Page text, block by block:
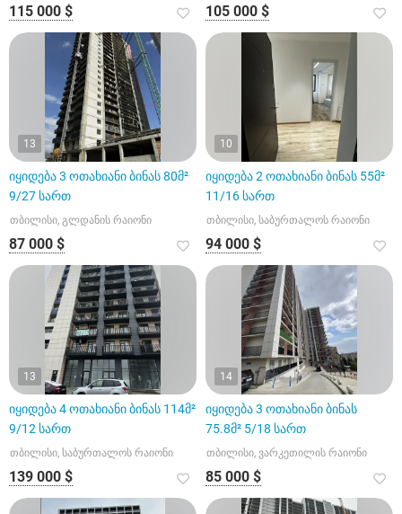
115 000 $ 105 000 $
13
იყიდება 3 ოთახიანი ბინას 80მ²
9/27 სართ
თბილისი, გლდანის რაიონი
87 000 $
10
იყიდება 2 ოთახიანი ბინას 55მ²
11/16 სართ
თბილისი, საბურთალოს რაიონი
94 000 $
13
იყიდება 4 ოთახიანი ბინას 114მ²
9/12 სართ
თბილისი, საბურთალოს რაიონი
139 000 $
14
იყიდება 3 ოთახიანი ბინას
75.8მ² 5/18 სართ
თბილისი, ვარკეთილის რაიონი
85 000 $